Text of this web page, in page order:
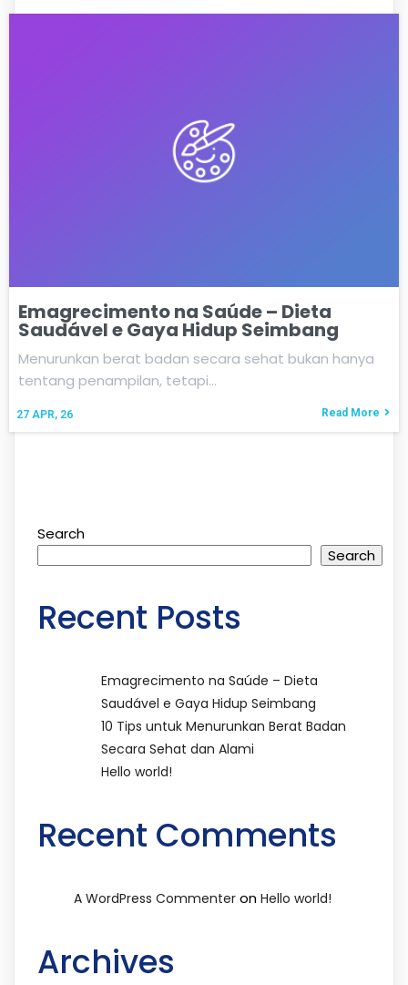
Emagrecimento na Saúde – Dieta
Saudável e Gaya Hidup Seimbang
27 APR, 26
Menurunkan berat badan secara sehat bukan hanya
tentang penampilan, tetapi…
Read More
Search
Search
Recent Posts
Emagrecimento na Saúde – Dieta
Saudável e Gaya Hidup Seimbang
10 Tips untuk Menurunkan Berat Badan
Secara Sehat dan Alami
Hello world!
Recent Comments
A WordPress Commenter on Hello world!
Archives